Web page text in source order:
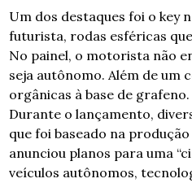
Um dos destaques foi o key
futurista, rodas esféricas
No painel, o motorista não
seja autônomo. Além de um
orgânicas à base de
Durante o lançamento,
que foi baseado na
anunciou planos para uma
veículos autônomos,